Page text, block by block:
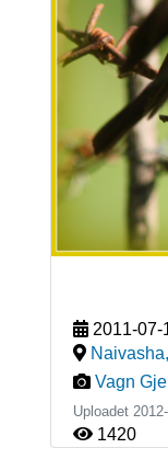
2011-07-
Naivasha,
Vagn
Uploadet
1420